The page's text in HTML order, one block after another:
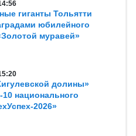
гиганты Тольятти
юбилейного
муравей»
долины»
национального
2026»